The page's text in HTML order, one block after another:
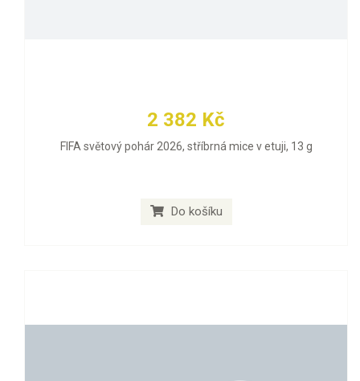
2 382 Kč
FIFA světový pohár 2026, stříbrná mice v etuji, 13 g
Do košíku